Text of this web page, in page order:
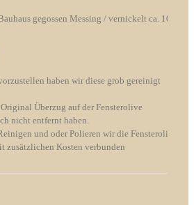
gegossen Messing / vernickelt ca. 100
haben wir diese grob gereinigt
Überzug auf der Fensterolive
nicht entfernt haben.
und oder Polieren wir die Fensterolive
zusätzlichen Kosten verbunden